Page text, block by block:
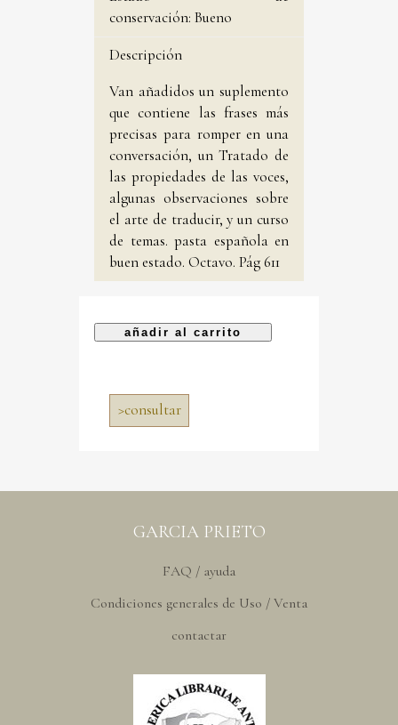
conservación: Bueno
Descripción
Van añadidos un suplemento
que contiene las frases más
precisas para romper en una
conversación, un Tratado de
las propiedades de las voces,
algunas observaciones sobre
el arte de traducir, y un curso
de temas. pasta española en
buen estado. Octavo. Pág 611
>consultar
GARCIA PRIETO
FAQ / ayuda
Condiciones generales de Uso / Venta
contactar